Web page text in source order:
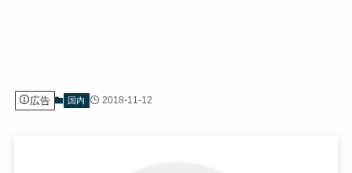
広告 国内 2018-11-12